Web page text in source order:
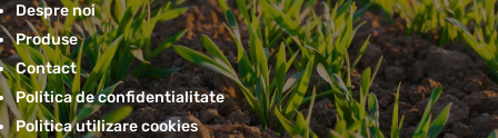
Despre noi
Produse
Contact
Politica de confidentialitate
Politica utilizare cookies